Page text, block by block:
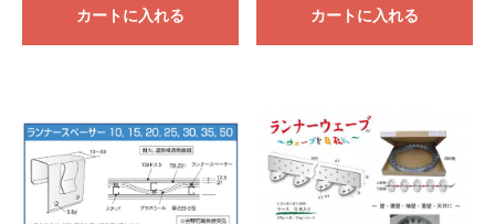
カートに入れる カートに入れる